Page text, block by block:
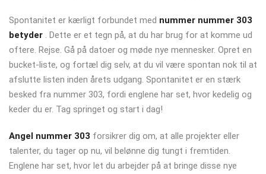
Spontanitet er kærligt forbundet med nummer nummer 303
betyder . Dette er et tegn på, at du har brug for at komme ud
oftere. Rejse. Gå på datoer og møde nye mennesker. Opret en
bucket-liste, og fortæl dig selv, at du vil være spontan nok til at
afslutte listen inden årets udgang. Spontanitet er en stærk
besked fra nummer 303, fordi englene har set, hvor kedelig og
keder du er. Tag springet og start i dag!
Angel nummer 303 forsikrer dig om, at alle projekter eller
talenter, du tager op nu, vil belønne dig tungt i fremtiden.
Englene har set, hvor let du arbejder på at bringe disse nye